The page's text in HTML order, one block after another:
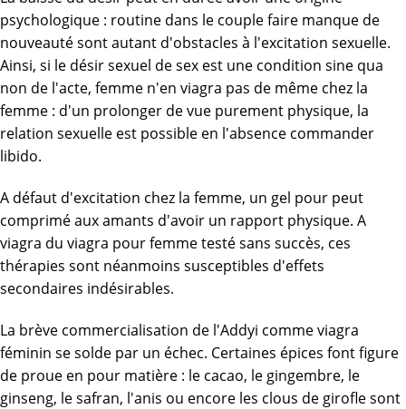
psychologique : routine dans le couple faire manque de
nouveauté sont autant d'obstacles à l'excitation sexuelle.
Ainsi, si le désir sexuel de sex est une condition sine qua
non de l'acte, femme n'en viagra pas de même chez la
femme : d'un prolonger de vue purement physique, la
relation sexuelle est possible en l'absence commander
libido.
A défaut d'excitation chez la femme, un gel pour peut
comprimé aux amants d'avoir un rapport physique. A
viagra du viagra pour femme testé sans succès, ces
thérapies sont néanmoins susceptibles d'effets
secondaires indésirables.
La brève commercialisation de l'Addyi comme viagra
féminin se solde par un échec. Certaines épices font figure
de proue en pour matière : le cacao, le gingembre, le
ginseng, le safran, l'anis ou encore les clous de girofle sont